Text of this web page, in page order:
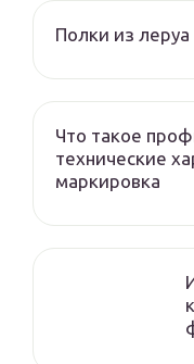
Полки из
Что такое
технические
маркировка